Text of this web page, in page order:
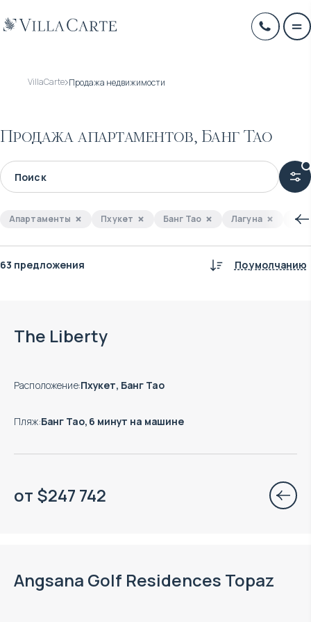
VillaCarte Продажа недвижимости
Продажа апартаментов, Банг Тао
Апартаменты Пхукет Банг Тао Лагуна
63 предложения По умолчанию
The Liberty
Расположение:Пхукет, Банг Тао
Пляж:Банг Тао, 6 минут на машине
от $247 742
Angsana Golf Residences Topaz